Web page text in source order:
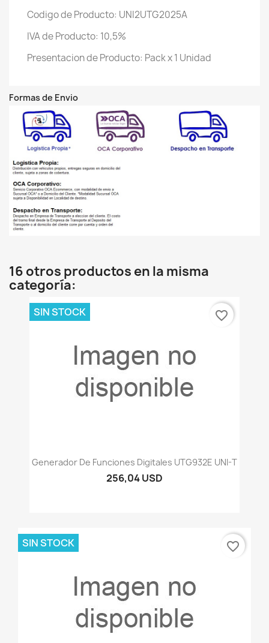
Codigo de Producto: UNI2UTG2025A
IVA de Producto: 10,5%
Presentacion de Producto: Pack x 1 Unidad
Formas de Envio
16 otros productos en la misma
categoría:
Generador De Funciones Digitales UTG932E UNI-T
256,04 USD
SIN STOCK favorite_border
SIN STOCK favorite_border